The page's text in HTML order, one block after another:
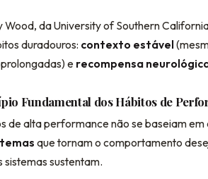
Wood, da University of Southern
duradouros: contexto estável
e recompensa
Fundamental dos Hábitos de
de alta performance não se baseiam
que tornam o comportamento
sistemas sustentam.